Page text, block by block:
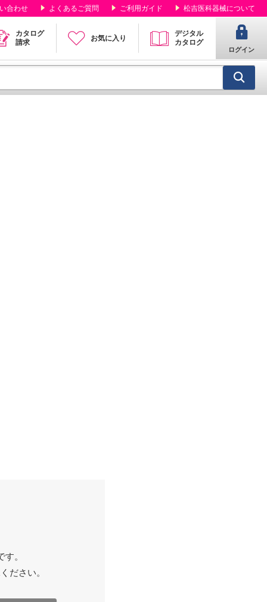
合わせ よくあるご質問 ご利用ガイド 松吉医科器械について
カタログ
請求
お気に入り
デジタル
カタログ
ログイン
。
ださい。